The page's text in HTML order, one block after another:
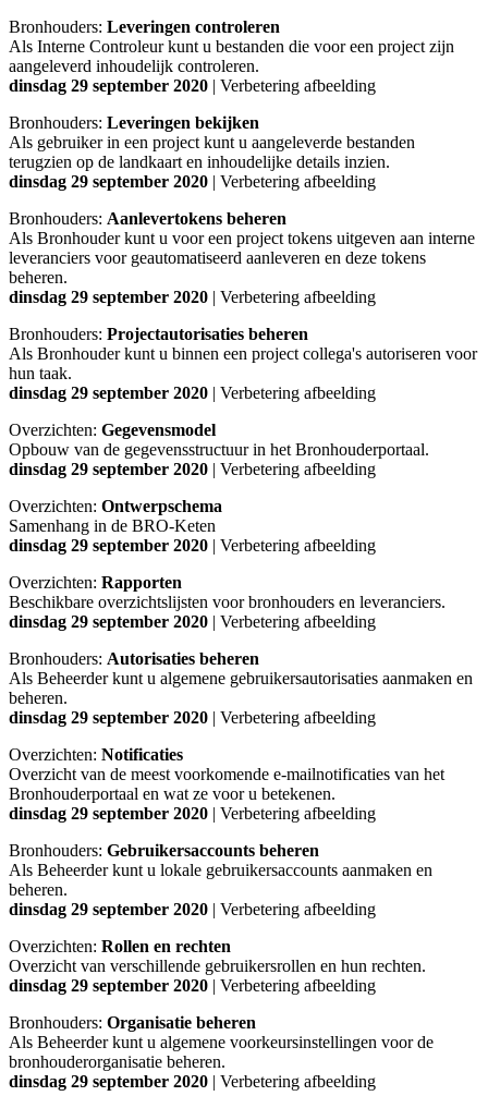
Bronhouders: Leveringen controleren
Als Interne Controleur kunt u bestanden die voor een project zijn
aangeleverd inhoudelijk controleren.
dinsdag 29 september 2020 | Verbetering afbeelding
Bronhouders: Leveringen bekijken
Als gebruiker in een project kunt u aangeleverde bestanden
terugzien op de landkaart en inhoudelijke details inzien.
dinsdag 29 september 2020 | Verbetering afbeelding
Bronhouders: Aanlevertokens beheren
Als Bronhouder kunt u voor een project tokens uitgeven aan interne
leveranciers voor geautomatiseerd aanleveren en deze tokens
beheren.
dinsdag 29 september 2020 | Verbetering afbeelding
Bronhouders: Projectautorisaties beheren
Als Bronhouder kunt u binnen een project collega's autoriseren voor
hun taak.
dinsdag 29 september 2020 | Verbetering afbeelding
Overzichten: Gegevensmodel
Opbouw van de gegevensstructuur in het Bronhouderportaal.
dinsdag 29 september 2020 | Verbetering afbeelding
Overzichten: Ontwerpschema
Samenhang in de BRO-Keten
dinsdag 29 september 2020 | Verbetering afbeelding
Overzichten: Rapporten
Beschikbare overzichtslijsten voor bronhouders en leveranciers.
dinsdag 29 september 2020 | Verbetering afbeelding
Bronhouders: Autorisaties beheren
Als Beheerder kunt u algemene gebruikersautorisaties aanmaken en
beheren.
dinsdag 29 september 2020 | Verbetering afbeelding
Overzichten: Notificaties
Overzicht van de meest voorkomende e-mailnotificaties van het
Bronhouderportaal en wat ze voor u betekenen.
dinsdag 29 september 2020 | Verbetering afbeelding
Bronhouders: Gebruikersaccounts beheren
Als Beheerder kunt u lokale gebruikersaccounts aanmaken en
beheren.
dinsdag 29 september 2020 | Verbetering afbeelding
Overzichten: Rollen en rechten
Overzicht van verschillende gebruikersrollen en hun rechten.
dinsdag 29 september 2020 | Verbetering afbeelding
Bronhouders: Organisatie beheren
Als Beheerder kunt u algemene voorkeursinstellingen voor de
bronhouderorganisatie beheren.
dinsdag 29 september 2020 | Verbetering afbeelding